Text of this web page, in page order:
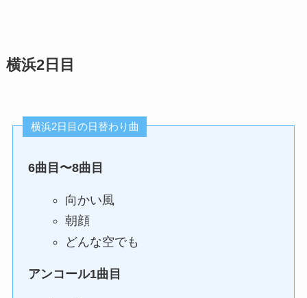
横浜2日目
横浜2日目の日替わり曲
6曲目〜8曲目
向かい風
朝顔
どんな空でも
アンコール1曲目